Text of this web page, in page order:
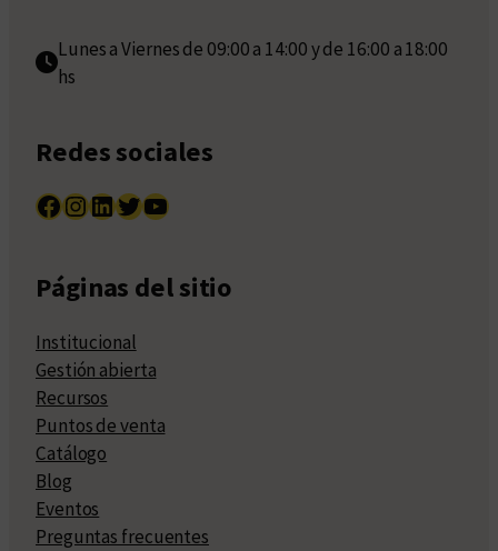
Lunes a Viernes de 09:00 a 14:00 y de 16:00 a 18:00
hs
Redes sociales
Facebook InstagramLinkedIn Twitter YouTube
Páginas del sitio
Institucional
Gestión abierta
Recursos
Puntos de venta
Catálogo
Blog
Eventos
Preguntas frecuentes